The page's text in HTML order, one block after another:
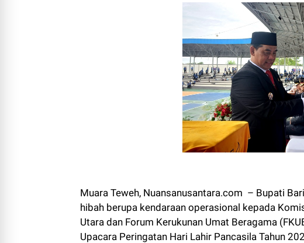
Muara Teweh, Nuansanusantara.com – Bupati
hibah berupa kendaraan operasional kepada
Utara dan Forum Kerukunan Umat Beragama
Upacara Peringatan Hari Lahir Pancasila Tahun